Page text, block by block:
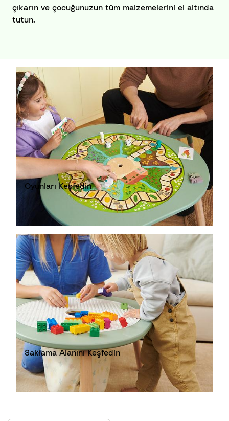
çıkarın ve çocuğunuzun tüm malzemelerini el altında
tutun.
Oyunları Keşfedin
Saklama Alanını Keşfedin​